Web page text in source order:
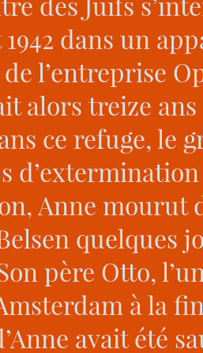
dans un
de l’entreprise
alors treize
ce refuge, le
Anne mourut
quelques
père Otto,
à la
avait été